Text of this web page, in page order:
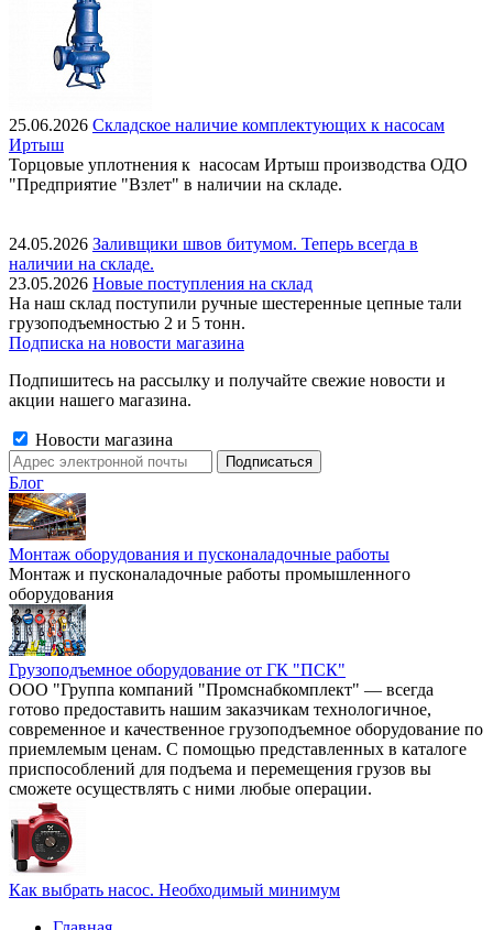
25.06.2026 Складское наличие комплектующих к насосам
Иртыш
Торцовые уплотнения к насосам Иртыш производства ОДО
"Предприятие "Взлет" в наличии на складе.
24.05.2026 Заливщики швов битумом. Теперь всегда в
наличии на складе.
23.05.2026 Новые поступления на склад
На наш склад поступили ручные шестеренные цепные тали
грузоподъемностью 2 и 5 тонн.
Подписка на новости магазина
Подпишитесь на рассылку и получайте свежие новости и
акции нашего магазина.
Новости магазина
Блог
Монтаж оборудования и пусконаладочные работы
Монтаж и пусконаладочные работы промышленного
оборудования
Грузоподъемное оборудование от ГК "ПСК"
ООО "Группа компаний "Промснабкомплект" — всегда
готово предоставить нашим заказчикам технологичное,
современное и качественное грузоподъемное оборудование по
приемлемым ценам. С помощью представленных в каталоге
приспособлений для подъема и перемещения грузов вы
сможете осуществлять с ними любые операции.
Как выбрать насос. Необходимый минимум